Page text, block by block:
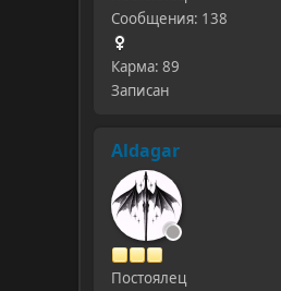
Сообщения: 138
Карма: 89
Записан
Aldagar
Постоялец